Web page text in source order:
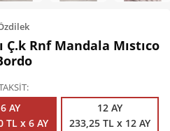
Ç.k Rnf Mandala Mıstıco
6 AY
TL x 6 AY
12 AY
233,25 TL x 12 AY